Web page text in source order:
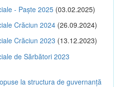
- Paște 2025 (03.02.2025)
Crăciun 2024 (26.09.2024)
Crăciun 2023 (13.12.2023)
de Sărbători 2023
la structura de guvernanță